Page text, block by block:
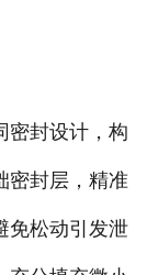
密封设计，构
密封层，精准
免松动引发泄